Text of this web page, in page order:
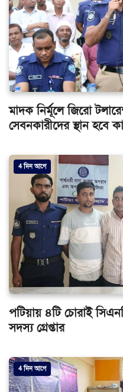
মাদক নির্মূলে জিরো
সেবনকারীদের স্থান হবে
4 দিন আগে
পটিয়ায় ৪টি চোরাই
সদস্য গ্রেপ্তার
4 দিন আগে